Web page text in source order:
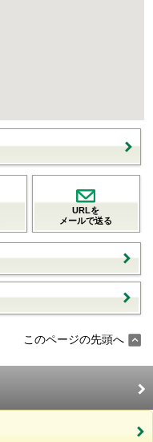
URLを
メールで送る
このページの先頭へ